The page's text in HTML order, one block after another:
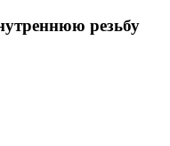
резьбу